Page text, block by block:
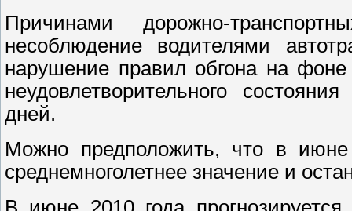
Причинами дорожно-
несоблюдение водителями
нарушение правил обгона на фоне
неудовлетворительного
дней.
Можно предположить, что в
среднемноголетнее значение и